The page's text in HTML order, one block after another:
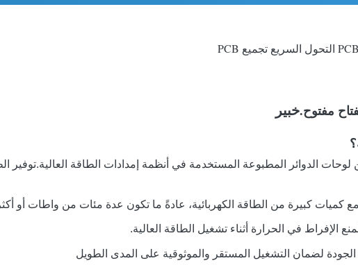
خبير
مع كميات كبيرة من الطاقة الكهربائية، عادةً ما تكون عدة مئات من واطات أو
الإفراط في الحرارة أثناء تشغيل الطاقة العالية.
لضمان التشغيل المستقر والموثوقية على المدى الطويل